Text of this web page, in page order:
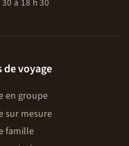
à 18 h 30
de voyage
en groupe
sur mesure
famille